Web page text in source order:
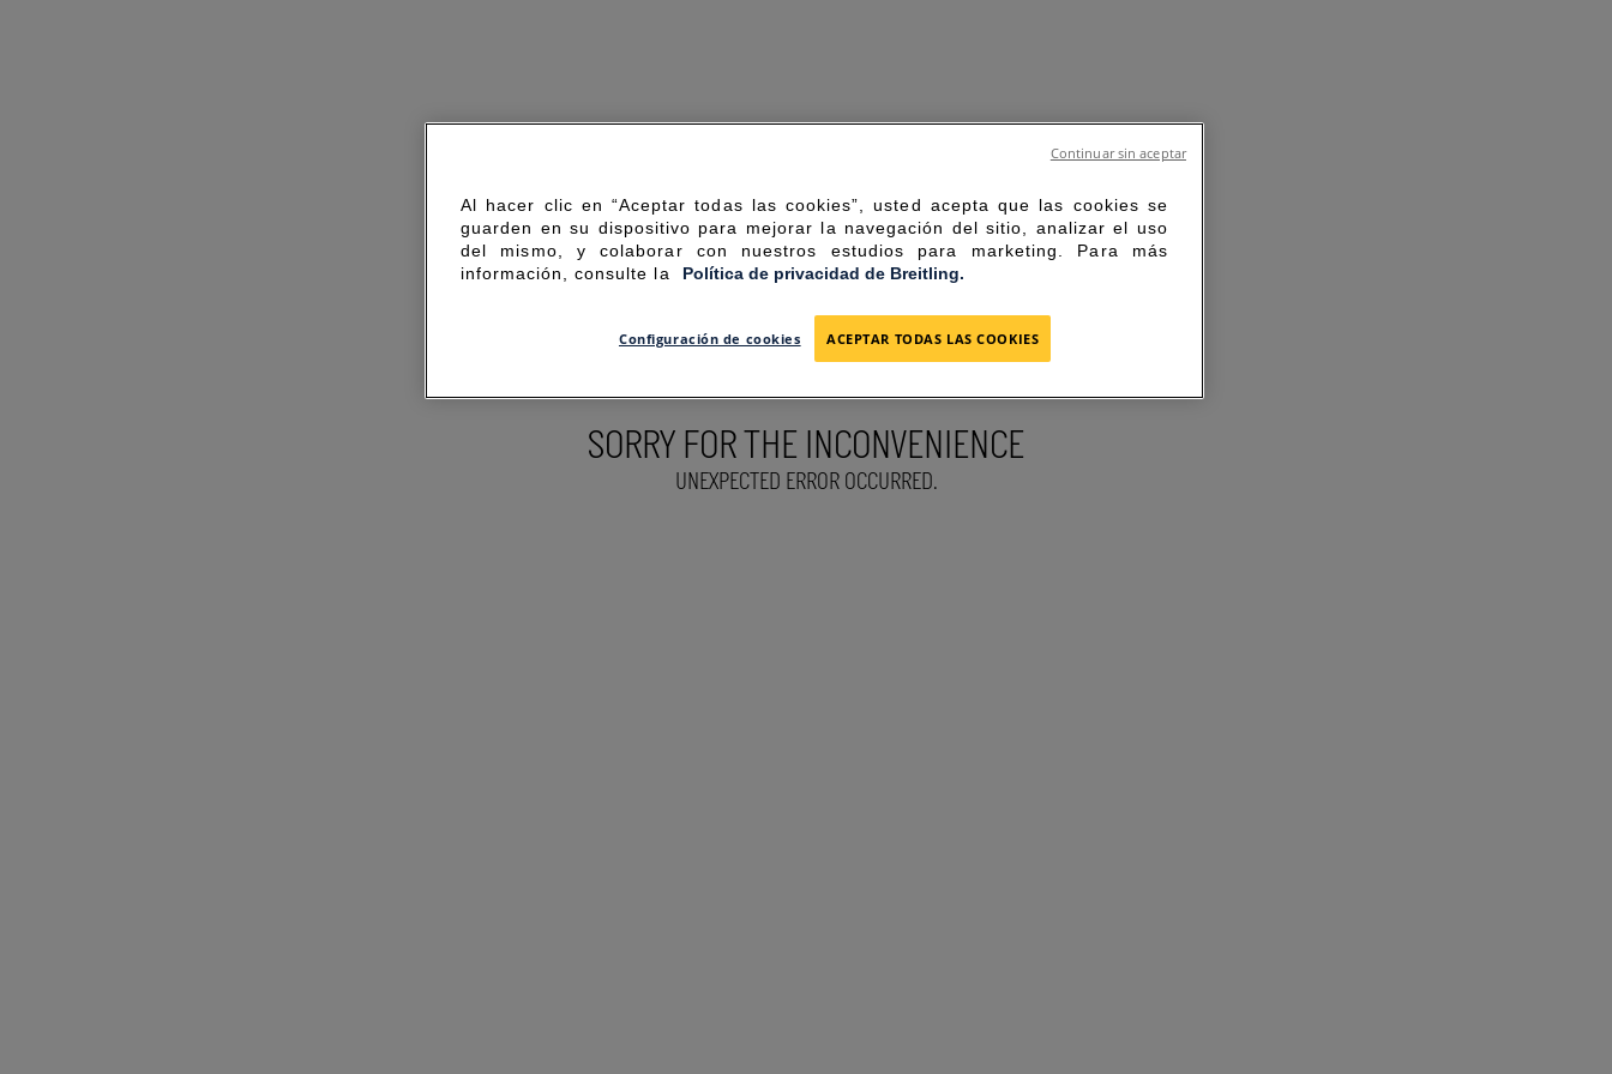
SORRY FOR THE INCONVENIENCE
UNEXPECTED ERROR OCCURRED.
Al hacer clic en “Aceptar todas las cookies”, usted acepta que las cookies se
guarden en su dispositivo para mejorar la navegación del sitio, analizar el uso
del mismo, y colaborar con nuestros estudios para marketing. Para más
información, consulte la
Política de privacidad de Breitling.
Configuración de cookies ACEPTAR TODAS LAS COOKIES
Continuar sin aceptar